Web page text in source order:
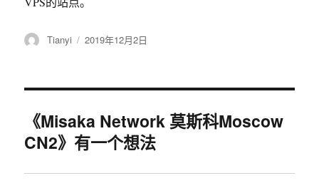
作
Tianyi
发
2019年12月2日
《Misaka Network 莫斯科Moscow
CN2》有一个想法